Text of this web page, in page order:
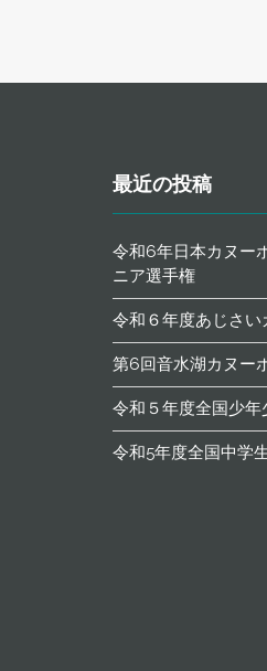
ー
ン
最近の投稿
令和6年日本カヌー
ニア選手権
令和６年度あじさ
第6回音水湖カヌー
令和５年度全国少年
令和5年度全国中学